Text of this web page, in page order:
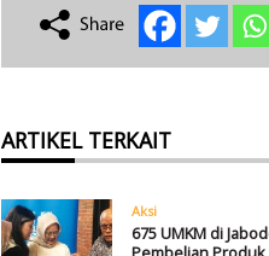
ARTIKEL TERKAIT
Aksi
675 UMKM di